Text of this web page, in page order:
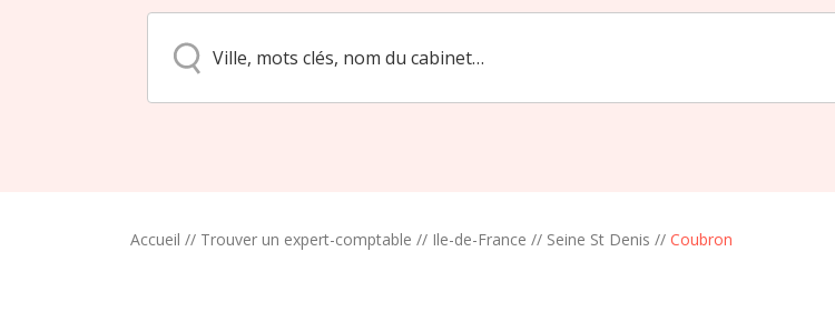
Accueil // Trouver un expert-comptable // Ile-de-France // Seine St Denis // Coubron